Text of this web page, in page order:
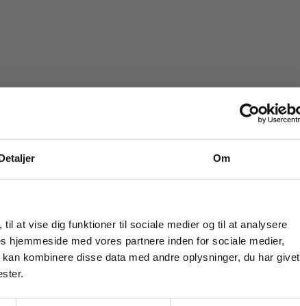
Om
at vise dig funktioner til sociale medier og til at analysere
med vores partnere inden for sociale medier,
kombinere disse data med andre oplysninger, du har givet
Tilgå dine onlinematerialer